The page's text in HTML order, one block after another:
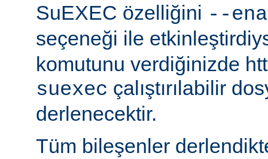
SuEXEC özelliğini --
seçeneği ile
komutunu verdiğinizde
suexec çalıştırılabilir
derlenecektir.
Tüm bileşenler